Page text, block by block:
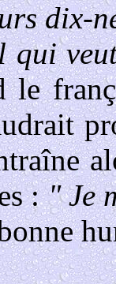
dix-
le
:" Je